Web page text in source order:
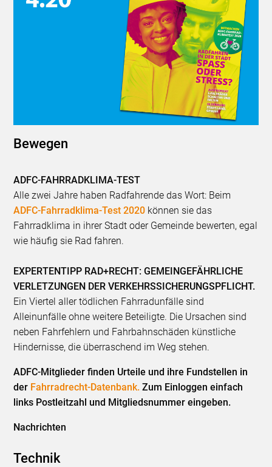
Bewegen
ADFC-FAHRRADKLIMA-TEST
Alle zwei Jahre haben Radfahrende das Wort: Beim
ADFC-Fahrradklima-Test 2020 können sie das
Fahrradklima in ihrer Stadt oder Gemeinde bewerten, egal
wie häufig sie Rad fahren.
EXPERTENTIPP RAD+RECHT: GEMEINGEFÄHRLICHE
VERLETZUNGEN DER VERKEHRSSICHERUNGSPFLICHT.
Ein Viertel aller tödlichen Fahrradunfälle sind
Alleinunfälle ohne weitere Beteiligte. Die Ursachen sind
neben Fahrfehlern und Fahrbahnschäden künstliche
Hindernisse, die überraschend im Weg stehen.
ADFC-Mitglieder finden Urteile und ihre Fundstellen in
der Fahrradrecht-Datenbank. Zum Einloggen einfach
links Postleitzahl und Mitgliedsnummer eingeben.
Nachrichten
Technik